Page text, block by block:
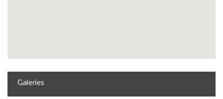
Galeries